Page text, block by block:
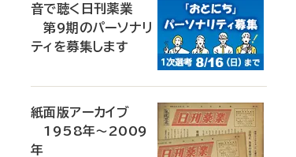
音で聴く日刊薬業
第9期のパーソナリ
ティを募集します
紙面版アーカイブ
1958年～2009
年